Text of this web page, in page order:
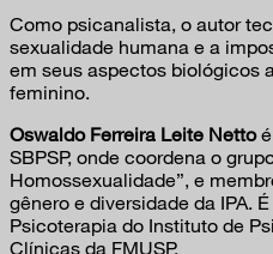
Como psicanalista, o autor
sexualidade humana e a
em seus aspectos biológicos
feminino.
Oswaldo Ferreira Leite Nettoé
SBPSP, onde coordena o
Homossexualidade”, e
gênero e diversidade da IPA.
Psicoterapia do Instituto de
Clínicas da FMUSP.